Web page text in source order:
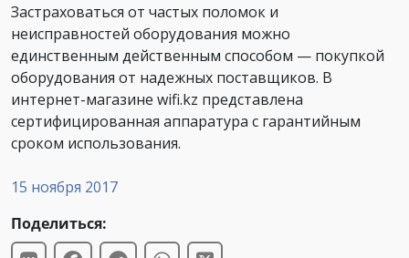
15 ноября 2017
Поделиться:
Застраховаться от частых поломок и
неисправностей оборудования можно
единственным действенным способом — покупкой
оборудования от надежных поставщиков. В
интернет-магазине wifi.kz представлена
сертифицированная аппаратура с гарантийным
сроком использования.